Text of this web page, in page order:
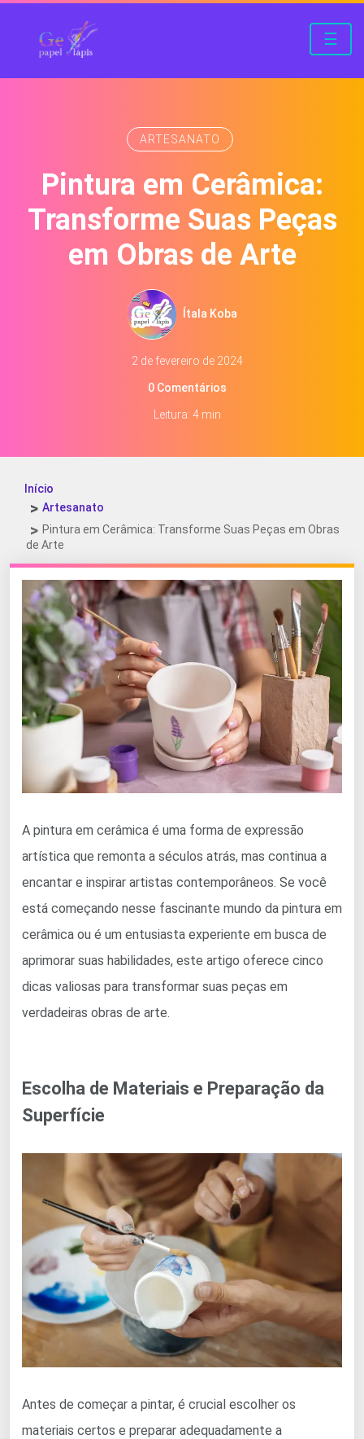
☰
ARTESANATO
Pintura em Cerâmica:
Transforme Suas Peças
em Obras de Arte
Ítala Koba
2 de fevereiro de 2024
0 Comentários
Leitura: 4 min
Início
Artesanato
Pintura em Cerâmica: Transforme Suas Peças em Obras
de Arte
A pintura em cerâmica é uma forma de expressão
artística que remonta a séculos atrás, mas continua a
encantar e inspirar artistas contemporâneos. Se você
está começando nesse fascinante mundo da pintura em
cerâmica ou é um entusiasta experiente em busca de
aprimorar suas habilidades, este artigo oferece cinco
dicas valiosas para transformar suas peças em
verdadeiras obras de arte.
Escolha de Materiais e Preparação da
Superfície
Antes de começar a pintar, é crucial escolher os
materiais certos e preparar adequadamente a